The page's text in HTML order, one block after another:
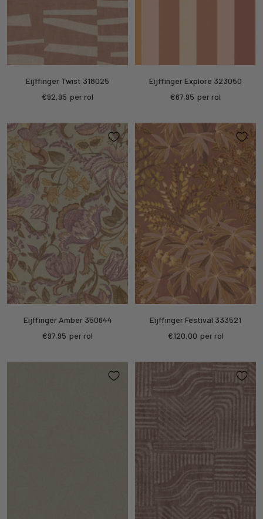
Eijffinger Twist 318025
Kortings
€92,95 per rol
Eijffinger Explore 323050
Kortings
€67,95 per rol
Eijffinger Amber 350644
Kortings
€97,95 per rol
Eijffinger Festival 333521
Kortings
€120,00 per rol